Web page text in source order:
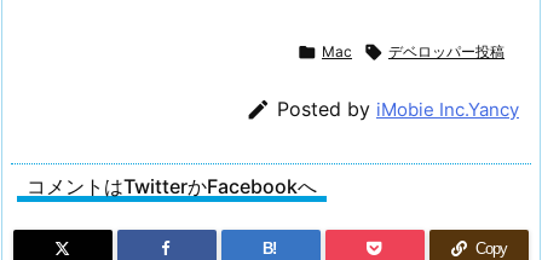
 Mac  デベロッパー投稿
 Posted by iMobie Inc.Yancy
コメントはTwitterかFacebookへ
B! Copy